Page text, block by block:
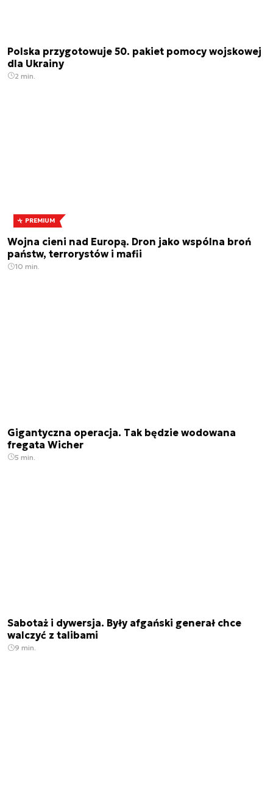
Polska przygotowuje 50. pakiet pomocy wojskowej
dla Ukrainy
2 min.
PREMIUM
Wojna cieni nad Europą. Dron jako wspólna broń
państw, terrorystów i mafii
10 min.
Gigantyczna operacja. Tak będzie wodowana
fregata Wicher
5 min.
Sabotaż i dywersja. Były afgański generał chce
walczyć z talibami
9 min.